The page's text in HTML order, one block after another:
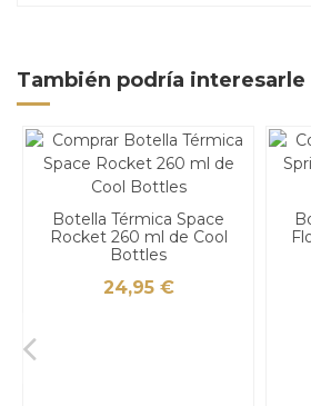
También podría interesarle
Botella Térmica Space
Rocket 260 ml de Cool
Bottles
24,95 €